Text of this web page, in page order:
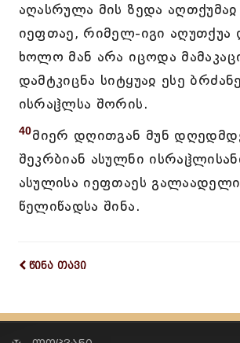
აღასრულა მის ზედა აღთქუმაჲ
იეფთაე, რიმელ-იგი აღუთქუა
ხოლო მან არა იცოდა
დამტკიცნა სიტყუაჲ ესე
ისრაჱლსა შორის.
40მიერ დღითგან მუნ დღედმდე
შეკრბიან ასულნი
ასულისა იეფთაეს
წელიწადსა შინა.
წინა თავი